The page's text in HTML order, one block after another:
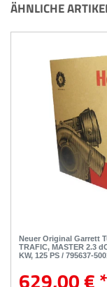
ÄHNLICHE
Neuer Original Garrett
TRAFIC, MASTER 2.3
KW, 125 PS / 795637-